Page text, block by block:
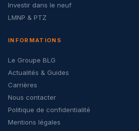
Investir dans le neuf
LMNP & PTZ
INFORMATIONS
Le Groupe BLG
Actualités & Guides
Carrières
Nous contacter
Politique de confidentialité
Mentions légales